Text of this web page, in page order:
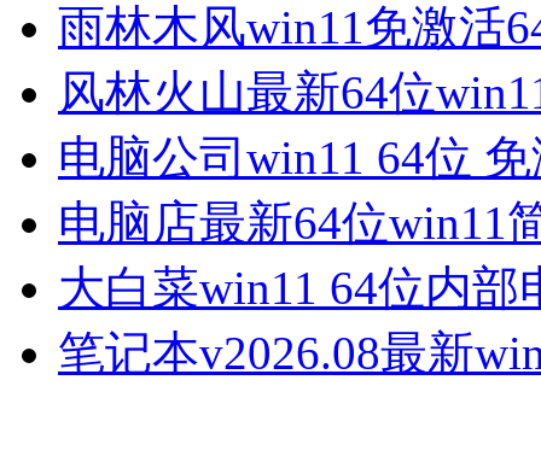
雨林木风win11免激活
风林火山最新64位
电脑公司win11 64位
电脑店最新64位win11
大白菜win11 64位内
笔记本v2026.08最新